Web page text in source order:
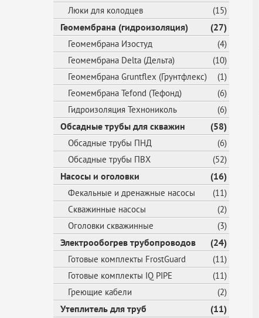
Люки для колодцев
(15)
Геомембрана (гидроизоляция) (27)
Геомембрана Изостуд
(4)
Геомембрана Delta (Дельта)
(10)
Геомембрана Gruntflex (Грунтфлекс)
(1)
Геомембрана Tefond (Тефонд)
(6)
Гидроизоляция Технониколь
(6)
Обсадные трубы для скважин (58)
Обсадные трубы ПНД
(6)
Обсадные трубы ПВХ
(52)
Насосы и оголовки (16)
Фекальные и дренажные насосы
(11)
Скважинные насосы
(2)
Оголовки скважинные
(3)
Электрообогрев трубопроводов (24)
Готовые комплекты FrostGuard
(11)
Готовые комплекты IQ PIPE
(11)
Греющие кабели
(2)
Утеплитель для труб (11)